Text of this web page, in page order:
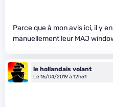
Parce que à mon avis ici, il y
manuellement leur MAJ
le hollandais volant
Le 16/04/2019 à 12h51